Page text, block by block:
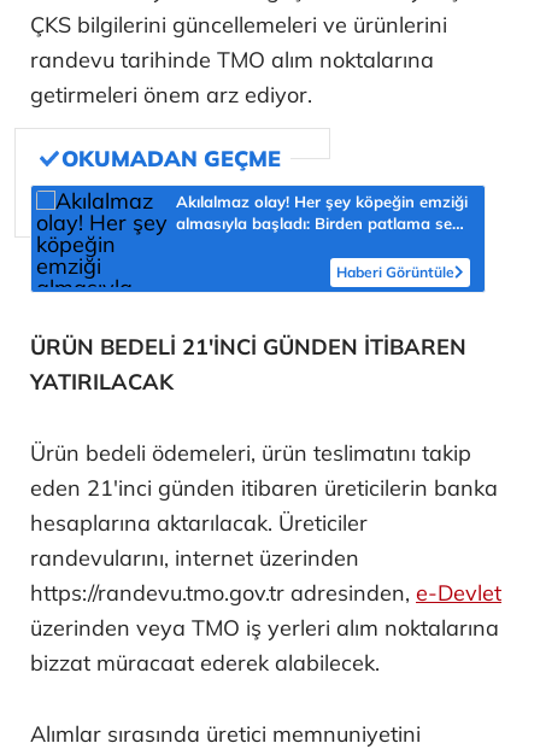
ÇKS bilgilerini güncellemeleri ve ürünlerini
randevu tarihinde TMO alım noktalarına
getirmeleri önem arz ediyor.
Akılalmaz olay! Her şey köpeğin emziği
almasıyla başladı: Birden patlama sesi
Haberi Görüntüle
ÜRÜN BEDELİ 21'İNCİ GÜNDEN İTİBAREN
YATIRILACAK
Ürün bedeli ödemeleri, ürün teslimatını takip
eden 21'inci günden itibaren üreticilerin banka
hesaplarına aktarılacak. Üreticiler
randevularını, internet üzerinden
https://randevu.tmo.gov.tr adresinden, e-Devlet
üzerinden veya TMO iş yerleri alım noktalarına
bizzat müracaat ederek alabilecek.
Alımlar sırasında üretici memnuniyetini